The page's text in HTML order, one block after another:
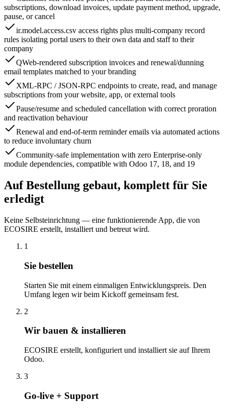
subscriptions, download invoices, update payment method, upgrade,
pause, or cancel
ir.model.access.csv access rights plus multi-company record
rules isolating portal users to their own data and staff to their
company
QWeb-rendered subscription invoices and renewal/dunning
email templates matched to your branding
XML-RPC / JSON-RPC endpoints to create, read, and manage
subscriptions from your website, app, or external tools
Pause/resume and scheduled cancellation with correct proration
and reactivation behaviour
Renewal and end-of-term reminder emails via automated actions
to reduce involuntary churn
Community-safe implementation with zero Enterprise-only
module dependencies, compatible with Odoo 17, 18, and 19
Auf Bestellung gebaut, komplett für Sie
erledigt
Keine Selbsteinrichtung — eine funktionierende App, die von
ECOSIRE erstellt, installiert und betreut wird.
1
Sie bestellen
Starten Sie mit einem einmaligen Entwicklungspreis. Den
Umfang legen wir beim Kickoff gemeinsam fest.
2
Wir bauen & installieren
ECOSIRE erstellt, konfiguriert und installiert sie auf Ihrem
Odoo.
3
Go-live + Support